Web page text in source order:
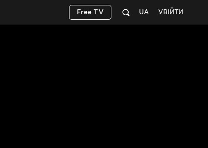
УВІЙТИ
UA
Free TV